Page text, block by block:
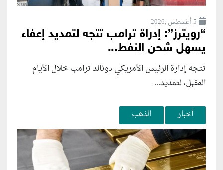
5 أغسطس ,2026
“رويترز”: إدراة ترامب تتجه لتمديد إعفاء
يسهل شحن النفط...
تتجه إدارة الرئيس الأمريكي دونالد ترامب خلال الأيام
المقبل، لتمديد...
أخبار الذهب